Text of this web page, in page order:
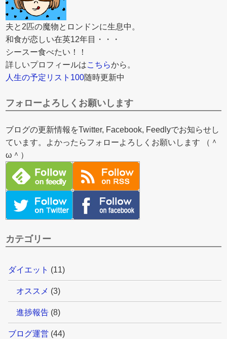
夫と2匹の魔物とロンドンに生息中。
和食が恋しい在英12年目・・・
シースー食べたい！！
詳しいプロフィールはこちらから。
人生の予定リスト100随時更新中
フォローよろしくお願いします
ブログの更新情報をTwitter, Facebook, Feedlyでお知らせし
ています。よかったらフォローよろしくお願いします （＾
ω＾）
カテゴリー
ダイエット (11)
オススメ (3)
進捗報告 (8)
ブログ運営 (44)